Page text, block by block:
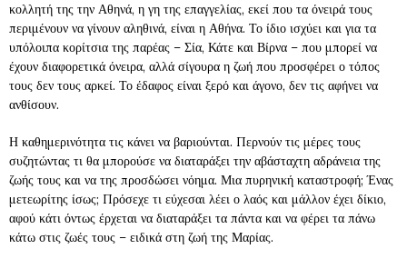
κολλητή της την Αθηνά, η γη της επαγγελίας, εκεί που τα όνειρά τους
περιμένουν να γίνουν αληθινά, είναι η Αθήνα. Το ίδιο ισχύει και για τα
υπόλοιπα κορίτσια της παρέας – Σία, Κάτε και Βίρνα – που μπορεί να
έχουν διαφορετικά όνειρα, αλλά σίγουρα η ζωή που προσφέρει ο τόπος
τους δεν τους αρκεί. Το έδαφος είναι ξερό και άγονο, δεν τις αφήνει να
ανθίσουν.
Η καθημερινότητα τις κάνει να βαριούνται. Περνούν τις μέρες τους
συζητώντας τι θα μπορούσε να διαταράξει την αβάσταχτη αδράνεια της
ζωής τους και να της προσδώσει νόημα. Μια πυρηνική καταστροφή; Ένας
μετεωρίτης ίσως; Πρόσεχε τι εύχεσαι λέει ο λαός και μάλλον έχει δίκιο,
αφού κάτι όντως έρχεται να διαταράξει τα πάντα και να φέρει τα πάνω
κάτω στις ζωές τους – ειδικά στη ζωή της Μαρίας.